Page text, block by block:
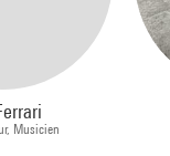
Musicien